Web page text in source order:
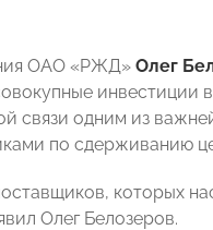
ОАО «РЖД» Олег
инвестиции
связи одним из
по сдерживанию
которых
Олег Белозеров.